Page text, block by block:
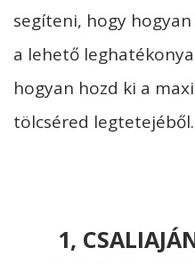
segíteni, hogy
a lehető
hogyan hozd ki a
tölcséred legtetejéből.
1,